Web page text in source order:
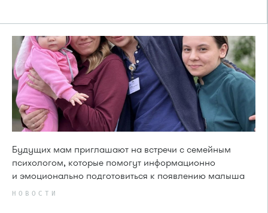
Будущих мам приглашают на встречи с семейным
психологом, которые помогут информационно
и эмоционально подготовиться к появлению малыша
НОВОСТИ